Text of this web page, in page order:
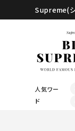
Supreme(
人気ワー
ド